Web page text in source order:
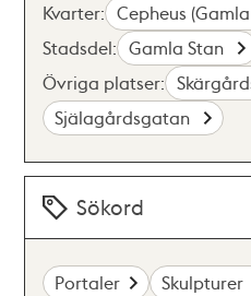
Kvarter: Cepheus
Stadsdel: Gamla Stan
Övriga platser:
Själagårdsgatan
Sökord
Portaler Skulpturer